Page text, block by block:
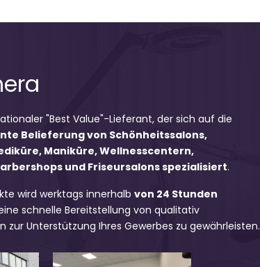
"Best Value"-Lieferant, der sich auf die
Belieferung von Schönheitssalons,
Maniküre, Wellnesscentern,
und Friseursalons spezialisiert.
wird werktags innerhalbvon 24 Stunden
schnelle Bereitstellung von qualitativ
zur Unterstützung Ihres Gewerbes zu gewährleisten.